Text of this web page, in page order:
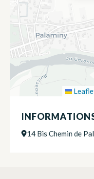
14 Bis Chemin de